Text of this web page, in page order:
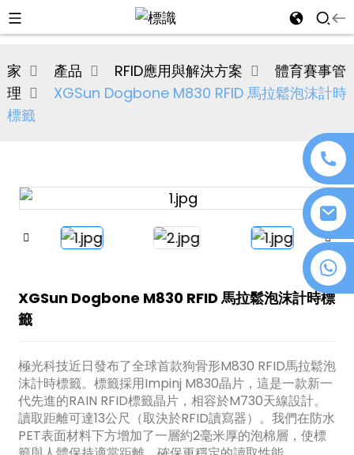
家 產品 RFID應用與解決方案
體育賽事管
理
XGSun Dogbone M830 RFID 馬拉鬆泡沫計時
標籤
XGSun Dogbone M830 RFID 馬拉鬆泡沫計時標
籤
極光科技近日發布了全球首款狗骨形M830 RFID馬拉鬆泡
沫計時標籤。標籤採用Impinj M830晶片，這是一款新一
代先進的RAIN RFID標籤晶片，相容於M730天線設計。
讀取距離可達13公尺（取決於RFID讀寫器）。我們在防水
PET表面材料下方增加了一層約2毫米厚的泡棉層，使標